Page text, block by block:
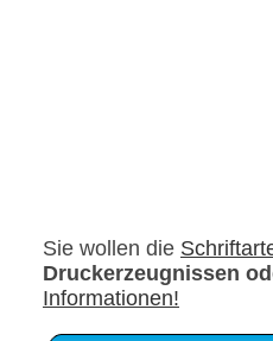
Sie wollen die
Druckerzeugnissen
Informationen!